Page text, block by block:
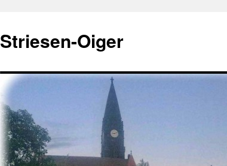
springen
Striesen-Oiger